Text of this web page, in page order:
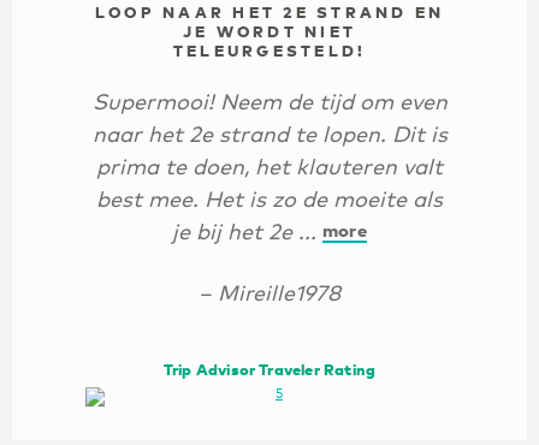
LOOP NAAR HET 2E STRAND EN
JE WORDT NIET
TELEURGESTELD!
Supermooi! Neem de tijd om even
naar het 2e strand te lopen. Dit is
prima te doen, het klauteren valt
best mee. Het is zo de moeite als
je bij het 2e ... more
– Mireille1978
Trip Advisor Traveler Rating